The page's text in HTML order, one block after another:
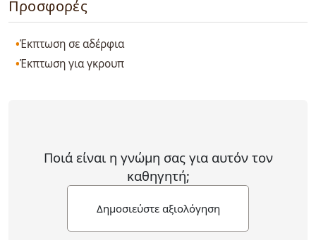
Προσφορές
Έκπτωση σε αδέρφια
Έκπτωση για γκρουπ
Ποιά είναι η γνώμη σας για αυτόν τον
καθηγητή;
Δημοσιεύστε αξιολόγηση